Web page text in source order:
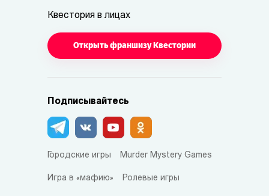
Квестория в лицах
Открыть франшизу Квестории
Подписывайтесь
Городские игры Murder Mystery Games
Игра в «мафию» Ролевые игры